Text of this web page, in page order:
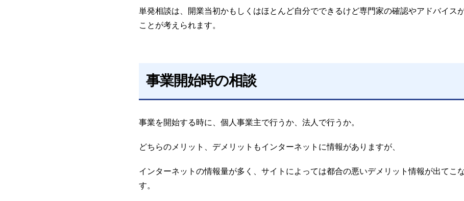
単発相談は、開業当初かもしくはほとんど自分でできるけど専門家の確認やアドバイス
ことが考えられます。
事業開始時の相談
事業を開始する時に、個人事業主で行うか、法人で行うか。
どちらのメリット、デメリットもインターネットに情報がありますが、
インターネットの情報量が多く、サイトによっては都合の悪いデメリット情報が出てこ
す。